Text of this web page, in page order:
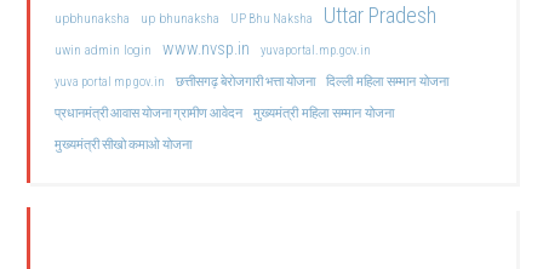
upbhunaksha up bhunaksha UP Bhu Naksha Uttar Pradesh
uwin admin login www.nvsp.in
yuvaportal.mp.gov.in
yuva portal mp gov.in
छत्तीसगढ़ बेरोजगारी भत्ता योजना दिल्ली महिला सम्मान योजना
प्रधानमंत्री आवास योजना ग्रामीण आवेदन मुख्यमंत्री महिला सम्मान योजना
मुख्यमंत्री सीखो कमाओ योजना